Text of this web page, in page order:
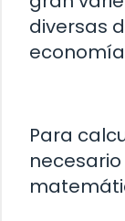
diversas
Para